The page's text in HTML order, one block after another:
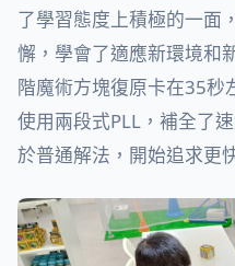
了學習態度上積極的一面
懈，學會了適應新環境和
階魔術方塊復原卡在35秒
使用兩段式PLL，補全了
於普通解法，開始追求更